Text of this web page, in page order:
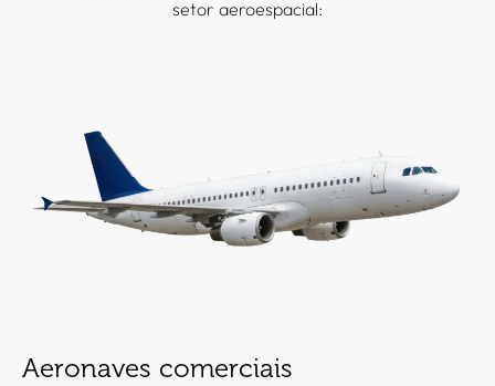
setor aeroespacial:
Aeronaves comerciais